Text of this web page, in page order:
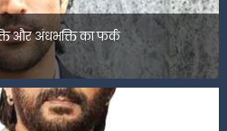
और अंधभक्ति का फर्क